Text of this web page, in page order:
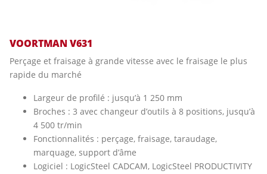
VOORTMAN V631
Perçage et fraisage à grande vitesse avec le fraisage le plus
rapide du marché
Largeur de profilé : jusqu’à 1 250 mm
Broches : 3 avec changeur d’outils à 8 positions, jusqu’à
4 500 tr/min
Fonctionnalités : perçage, fraisage, taraudage,
marquage, support d’âme
Logiciel : LogicSteel CADCAM, LogicSteel PRODUCTIVITY